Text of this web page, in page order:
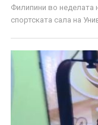
Филипини во неделата
спортската сала на